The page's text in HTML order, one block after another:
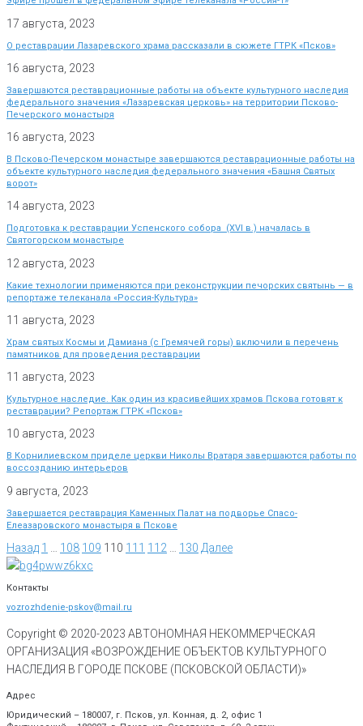
17 августа, 2023
О реставрации Лазаревского храма рассказали в сюжете ГТРК «Псков»
16 августа, 2023
Завершаются реставрационные работы на объекте культурного наследия
федерального значения «Лазаревская церковь» на территории Псково-
Печерского монастыря
16 августа, 2023
В Псково-Печерском монастыре завершаются реставрационные работы на
объекте культурного наследия федерального значения «Башня Святых
ворот»
14 августа, 2023
Подготовка к реставрации Успенского собора (XVI в.) началась в
Святогорском монастыре
12 августа, 2023
Какие технологии применяются при реконструкции печорских святынь — в
репортаже телеканала «Россия-Культура»
11 августа, 2023
Храм святых Космы и Дамиана (с Гремячей горы) включили в перечень
памятников для проведения реставрации
11 августа, 2023
Культурное наследие. Как один из красивейших храмов Пскова готовят к
реставрации? Репортаж ГТРК «Псков»
10 августа, 2023
В Корнилиевском приделе церкви Николы Вратаря завершаются работы по
воссозданию интерьеров
9 августа, 2023
Завершается реставрация Каменных Палат на подворье Спасо-
Елеазаровского монастыря в Пскове
Назад 1 108 109 110 111 112 130 Далее
Контакты
vozrozhdenie-pskov@mail.ru
Copyright © 2020-2023 АВТОНОМНАЯ НЕКОММЕРЧЕСКАЯ
ОРГАНИЗАЦИЯ «ВОЗРОЖДЕНИЕ ОБЪЕКТОВ КУЛЬТУРНОГО
НАСЛЕДИЯ В ГОРОДЕ ПСКОВЕ (ПСКОВСКОЙ ОБЛАСТИ)»
Адрес
Юридический – 180007, г. Псков, ул. Конная, д. 2, офис 1